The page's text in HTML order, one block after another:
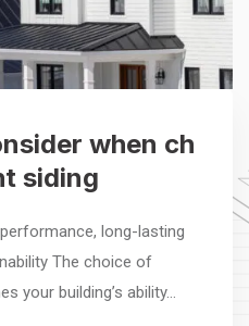
when ch
siding
long-lasting
The choice of
your building’s ability…